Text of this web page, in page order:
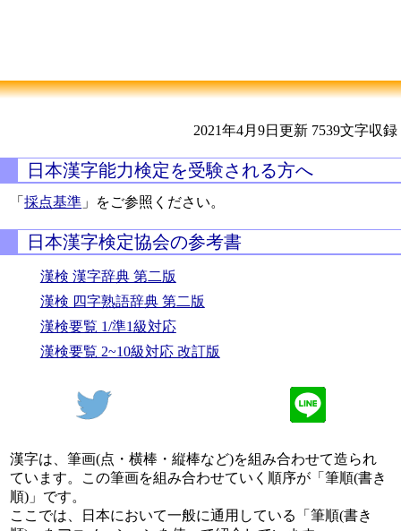
2021年4月9日更新 7539文字収録
日本漢字能力検定を受験される方へ
「採点基準 」をご参照ください。
日本漢字検定協会の参考書
漢検 漢字辞典 第二版
漢検 四字熟語辞典 第二版
漢検要覧 1/準1級対応
漢検要覧 2~10級対応 改訂版
漢字は、筆画(点・横棒・縦棒など)を組み合わせて造られ
ています。この筆画を組み合わせていく順序が「筆順(書き
順)」です。
ここでは、日本において一般に通用している「筆順(書き